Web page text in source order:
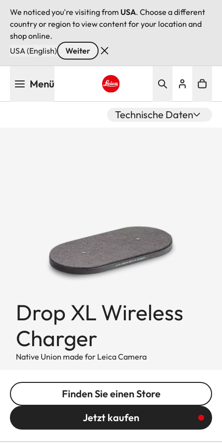
We noticed you're visiting from USA. Choose a different
country or region to view content for your location and
shop online.
USA (English)
Weiter
Menü
Technische Daten
Drop XL Wireless
Charger
Native Union made for Leica Camera
Finden Sie einen Store
Jetzt kaufen